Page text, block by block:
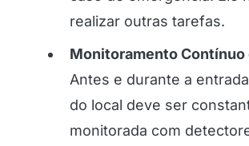
realizar outras tarefas.
Monitoramento Contínuo
Antes e durante a
do local deve ser
monitorada com